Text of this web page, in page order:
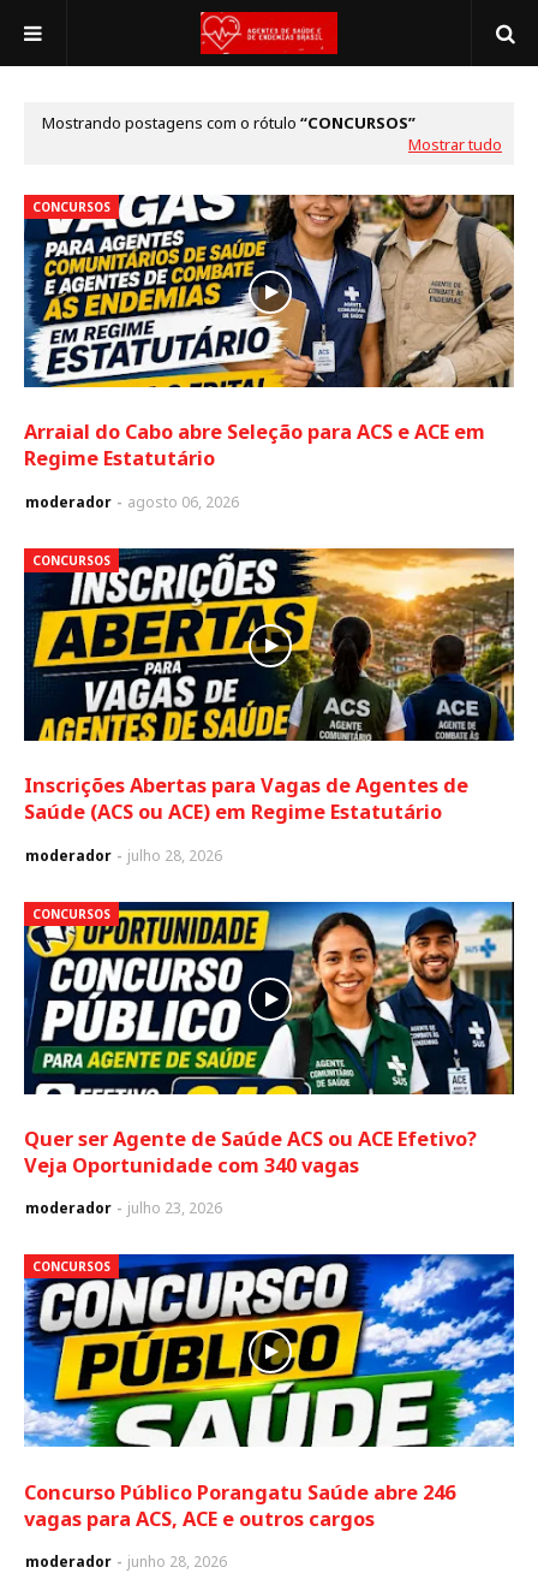
Mostrando postagens com o rótulo
CONCURSOS
Mostrar tudo
CONCURSOS
Arraial do Cabo abre Seleção para ACS e ACE em
Regime Estatutário
moderador agosto 06, 2026
CONCURSOS
Inscrições Abertas para Vagas de Agentes de
Saúde (ACS ou ACE) em Regime Estatutário
moderador julho 28, 2026
CONCURSOS
Quer ser Agente de Saúde ACS ou ACE Efetivo?
Veja Oportunidade com 340 vagas
moderador julho 23, 2026
CONCURSOS
Concurso Público Porangatu Saúde abre 246
vagas para ACS, ACE e outros cargos
moderador junho 28, 2026